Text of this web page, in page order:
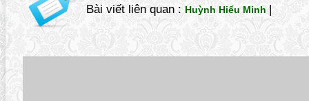
Bài viết liên quan : Huỳnh Hiểu Minh |